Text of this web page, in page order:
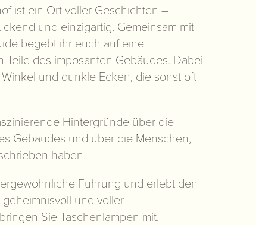
ist ein Ort voller Geschichten –
und einzigartig. Gemeinsam mit
begebt ihr euch auf eine
Teile des imposanten Gebäudes. Dabei
und dunkle Ecken, die sonst oft
Hintergründe über die
Gebäudes und über die Menschen,
haben.
Führung und erlebt den
und voller
Sie Taschenlampen mit.